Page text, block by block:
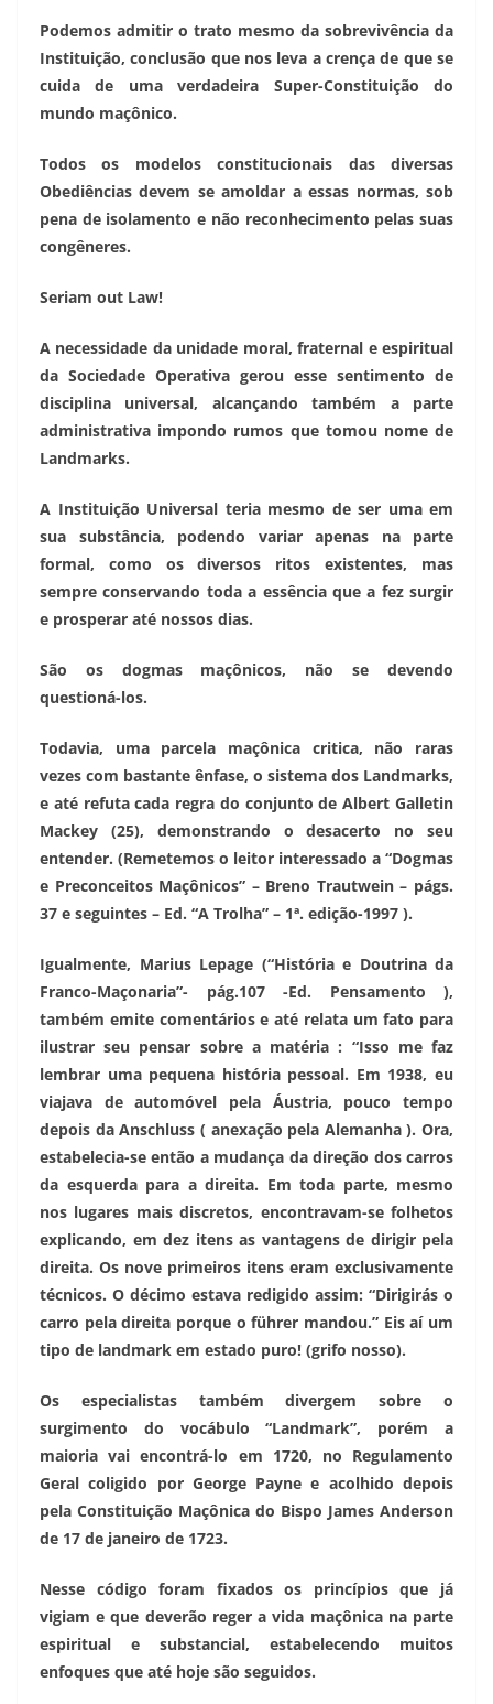
Podemos admitir o trato mesmo da sobrevivência da
Instituição, conclusão que nos leva a crença de que se
cuida de uma verdadeira Super-Constituição do
mundo maçônico.
Todos os modelos constitucionais das diversas
Obediências devem se amoldar a essas normas, sob
pena de isolamento e não reconhecimento pelas suas
congêneres.
Seriam out Law!
A necessidade da unidade moral, fraternal e espiritual
da Sociedade Operativa gerou esse sentimento de
disciplina universal, alcançando também a parte
administrativa impondo rumos que tomou nome de
Landmarks.
A Instituição Universal teria mesmo de ser uma em
sua substância, podendo variar apenas na parte
formal, como os diversos ritos existentes, mas
sempre conservando toda a essência que a fez surgir
e prosperar até nossos dias.
São os dogmas maçônicos, não se devendo
questioná-los.
Todavia, uma parcela maçônica critica, não raras
vezes com bastante ênfase, o sistema dos Landmarks,
e até refuta cada regra do conjunto de Albert Galletin
Mackey (25), demonstrando o desacerto no seu
entender. (Remetemos o leitor interessado a “Dogmas
e Preconceitos Maçônicos” – Breno Trautwein – págs.
37 e seguintes – Ed. “A Trolha” – 1ª. edição-1997 ).
Igualmente, Marius Lepage (“História e Doutrina da
Franco-Maçonaria”- pág.107 -Ed. Pensamento ),
também emite comentários e até relata um fato para
ilustrar seu pensar sobre a matéria : “Isso me faz
lembrar uma pequena história pessoal. Em 1938, eu
viajava de automóvel pela Áustria, pouco tempo
depois da Anschluss ( anexação pela Alemanha ). Ora,
estabelecia-se então a mudança da direção dos carros
da esquerda para a direita. Em toda parte, mesmo
nos lugares mais discretos, encontravam-se folhetos
explicando, em dez itens as vantagens de dirigir pela
direita. Os nove primeiros itens eram exclusivamente
técnicos. O décimo estava redigido assim: “Dirigirás o
carro pela direita porque o führer mandou.” Eis aí um
tipo de landmark em estado puro! (grifo nosso).
Os especialistas também divergem sobre o
surgimento do vocábulo “Landmark”, porém a
maioria vai encontrá-lo em 1720, no Regulamento
Geral coligido por George Payne e acolhido depois
pela Constituição Maçônica do Bispo James Anderson
de 17 de janeiro de 1723.
Nesse código foram fixados os princípios que já
vigiam e que deverão reger a vida maçônica na parte
espiritual e substancial, estabelecendo muitos
enfoques que até hoje são seguidos.